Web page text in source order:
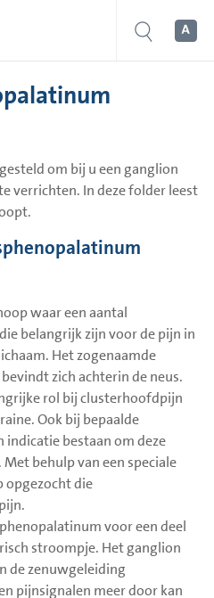
om bij u een ganglion
verrichten. In deze folder leest
waar een aantal
belangrijk zijn voor de pijn in
Het zogenaamde
zich achterin de neus.
rol bij clusterhoofdpijn
Ook bij bepaalde
indicatie bestaan om deze
behulp van een speciale
opgezocht die
voor een deel
stroompje. Het ganglion
de zenuwgeleiding
pijnsignalen meer door kan